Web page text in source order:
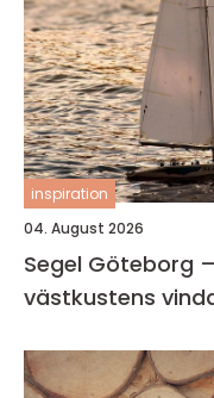
inspiration
04. August 2026
Segel Göteborg
västkustens